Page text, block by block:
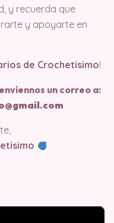
y recuerda que
y apoyarte en
de Crochetisimo!
un correo a: